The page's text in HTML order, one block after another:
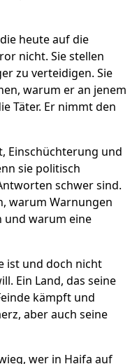
heute auf die
nicht. Sie stellen
zu verteidigen. Sie
warum er an jenem
Täter. Er nimmt den
Einschüchterung und
sie politisch
schwer sind.
warum Warnungen
und warum eine
ist und doch nicht
Ein Land, das seine
kämpft und
aber auch seine
wer in Haifa auf